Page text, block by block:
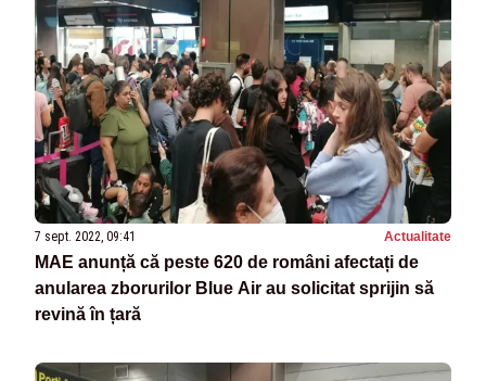
7 sept. 2022, 09:41 Actualitate
MAE anunță că peste 620 de români afectați de
anularea zborurilor Blue Air au solicitat sprijin să
revină în țară